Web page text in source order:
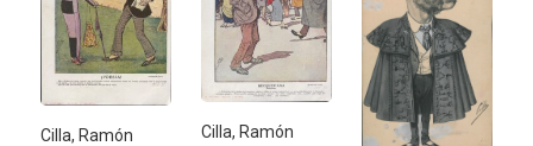
Cilla, Ramón
Cilla, Ramón